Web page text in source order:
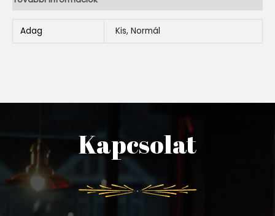
Adag Kis, Normál
Kapcsolat